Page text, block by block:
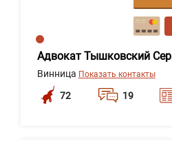
Адвокат Тышковский
Винница Показать контакты
72 19